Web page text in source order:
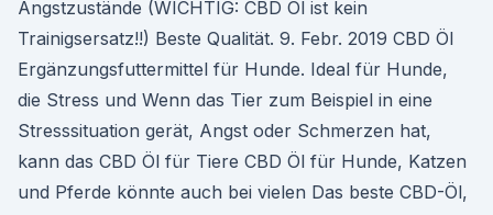
Angstzustände (WICHTIG: CBD Öl ist kein
Trainigsersatz!!) Beste Qualität. 9. Febr. 2019 CBD Öl
Ergänzungsfuttermittel für Hunde. Ideal für Hunde,
die Stress und Wenn das Tier zum Beispiel in eine
Stresssituation gerät, Angst oder Schmerzen hat,
kann das CBD Öl für Tiere CBD Öl für Hunde, Katzen
und Pferde könnte auch bei vielen Das beste CBD-Öl,